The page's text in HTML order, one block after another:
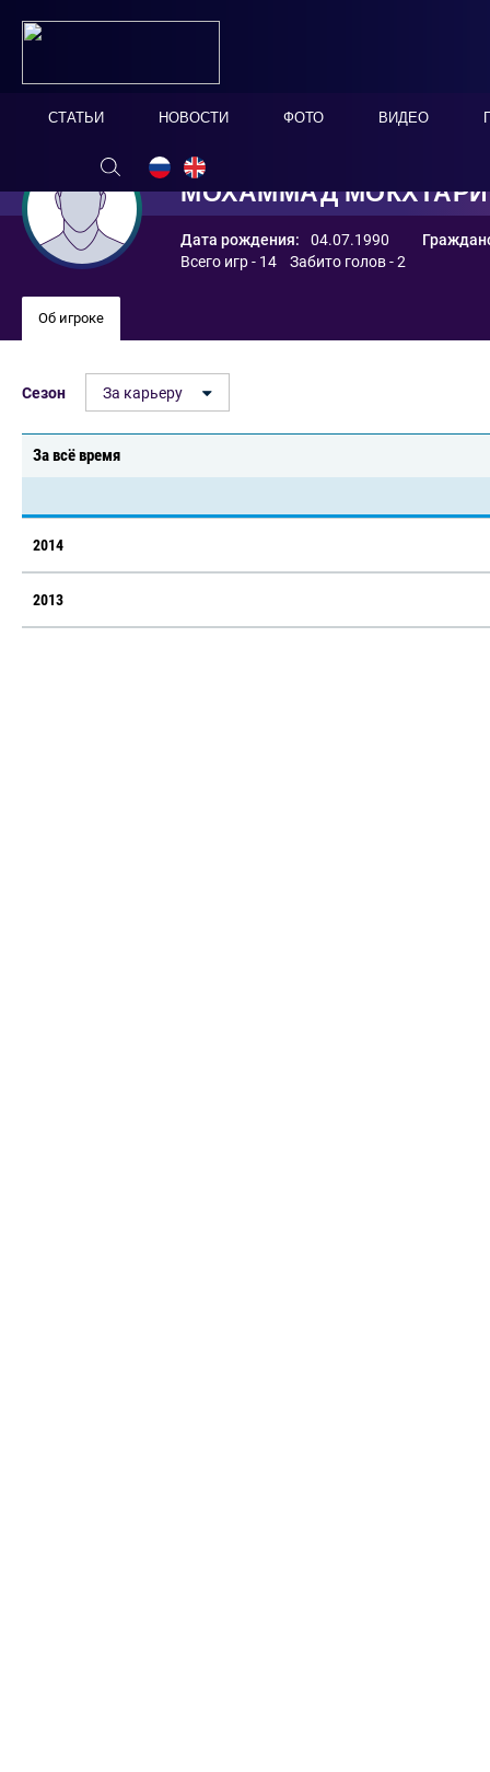
СТАТЬИ НОВОСТИ ФОТО ВИДЕО
МОХАММАД МОКХТАРИ
Дата рождения: 04.07.1990
Всего игр - 14 Забито голов - 2
Об игроке
Сезон За карьеру
За всё время
2014
2013